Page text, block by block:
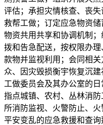
评估；承担灾情核查、丧
救帮工做；订定应急物资
物资共用共享和协调机制
拨和告急配送，按权限办
款物并监视利用；会同相
众、因灾毁损衡宇恢复沉
工做委员会及其办公室的日
指点城镇、农村、丛林消
所消防监视、火警防止、
平安变乱的应急救援和查